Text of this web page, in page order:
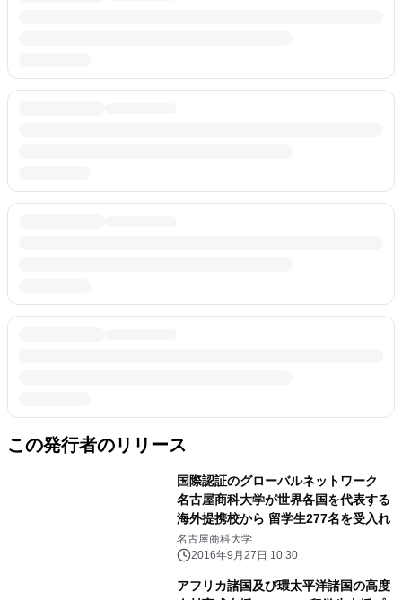
この発行者のリリース
国際認証のグローバルネットワーク
名古屋商科大学が世界各国を代表する
海外提携校から 留学生277名を受入れ
名古屋商科大学
2016年9月27日 10:30
アフリカ諸国及び環太平洋諸国の高度